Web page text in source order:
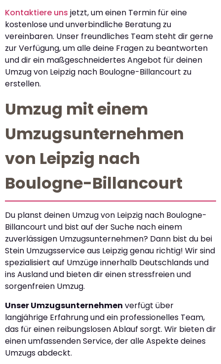
Kontaktiere uns jetzt, um einen Termin für eine
kostenlose und unverbindliche Beratung zu
vereinbaren. Unser freundliches Team steht dir gerne
zur Verfügung, um alle deine Fragen zu beantworten
und dir ein maßgeschneidertes Angebot für deinen
Umzug von Leipzig nach Boulogne-Billancourt zu
erstellen.
Umzug mit einem
Umzugsunternehmen
von Leipzig nach
Boulogne-Billancourt
Du planst deinen Umzug von Leipzig nach Boulogne-
Billancourt und bist auf der Suche nach einem
zuverlässigen Umzugsunternehmen? Dann bist du bei
Stein Umzugsservice aus Leipzig genau richtig! Wir sind
spezialisiert auf Umzüge innerhalb Deutschlands und
ins Ausland und bieten dir einen stressfreien und
sorgenfreien Umzug.
Unser Umzugsunternehmen verfügt über
langjährige Erfahrung und ein professionelles Team,
das für einen reibungslosen Ablauf sorgt. Wir bieten dir
einen umfassenden Service, der alle Aspekte deines
Umzugs abdeckt.